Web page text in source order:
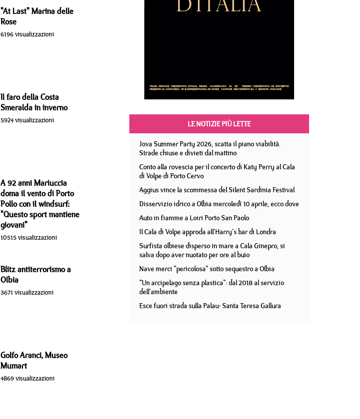
"At Last" Marina delle
Rose
6196 visualizzazioni
Il faro della Costa
Smeralda in inverno
5924 visualizzazioni
A 92 anni Mariuccia
doma il vento di Porto
Pollo con il windsurf:
"Questo sport mantiene
giovani"
10515 visualizzazioni
Blitz antiterrorismo a
Olbia
3671 visualizzazioni
Golfo Aranci, Museo
Mumart
4869 visualizzazioni
LE NOTIZIE PIÙ LETTE
Jova Summer Party 2026, scatta il piano viabilità.
Strade chiuse e divieti dal mattino
Conto alla rovescia per il concerto di Katy Perry al Cala
di Volpe di Porto Cervo
Aggius vince la scommessa del Silent Sardinia Festival
Disservizio idrico a Olbia mercoledì 10 aprile, ecco dove
Auto in fiamme a Loiri Porto San Paolo
Il Cala di Volpe approda all'Harry's bar di Londra
Surfista olbiese disperso in mare a Cala Ginepro, si
salva dopo aver nuotato per ore al buio
Nave merci "pericolosa" sotto sequestro a Olbia
"Un arcipelago senza plastica": dal 2018 al servizio
dell'ambiente
Esce fuori strada sulla Palau- Santa Teresa Gallura